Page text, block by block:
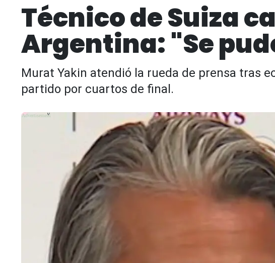
Técnico de Suiza
Argentina: "Se
Murat Yakin atendió la rueda de prensa tras
partido por cuartos de final.
X